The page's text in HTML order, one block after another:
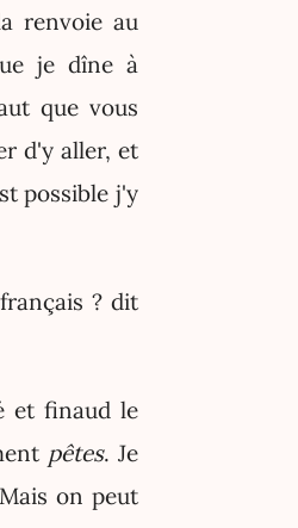
renvoie au
je dîne à
que vous
d'y aller, et
possible j'y
? dit
et finaud le
pêtes. Je
on peut